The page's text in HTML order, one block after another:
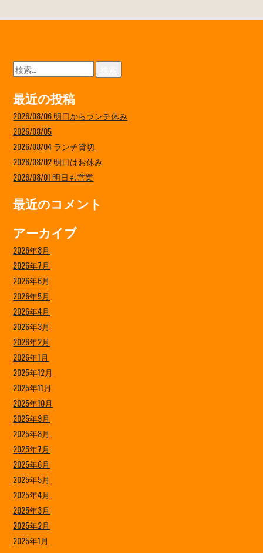
検
索:
最近の投稿
2026/08/06 明日からランチ休み
2026/08/05
2026/08/04 ランチ貸切
2026/08/02 明日はお休み
2026/08/01 明日も営業
最近のコメント
アーカイブ
2026年8月
2026年7月
2026年6月
2026年5月
2026年4月
2026年3月
2026年2月
2026年1月
2025年12月
2025年11月
2025年10月
2025年9月
2025年8月
2025年7月
2025年6月
2025年5月
2025年4月
2025年3月
2025年2月
2025年1月